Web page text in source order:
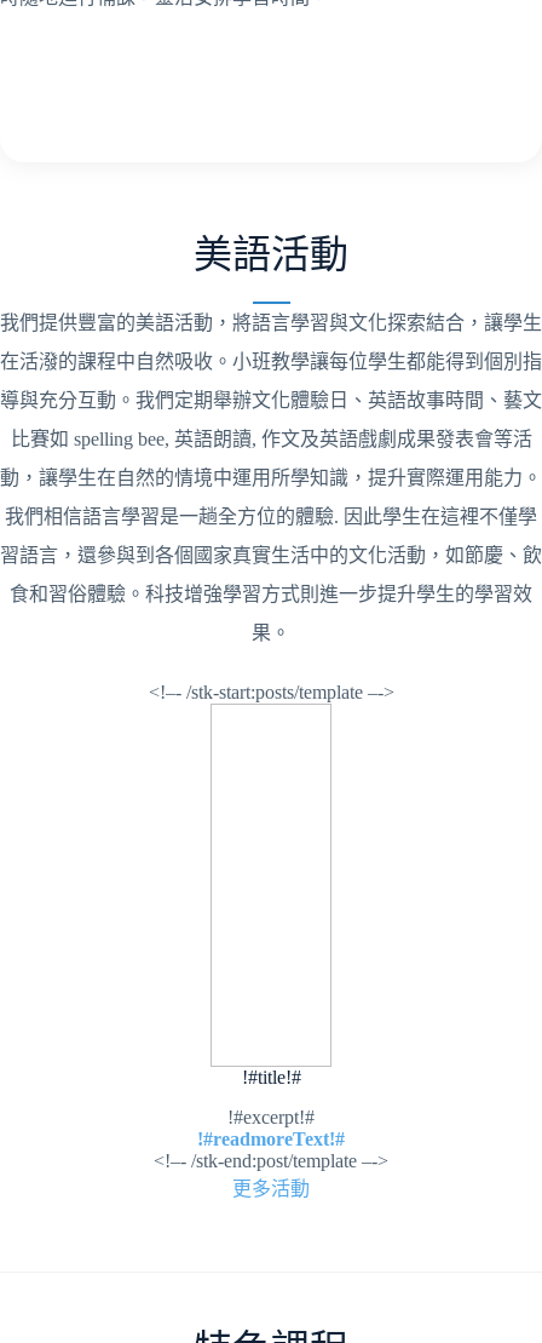
美語活動
我們提供豐富的美語活動，將語言學習與文化探索結合，讓學生
在活潑的課程中自然吸收。小班教學讓每位學生都能得到個別指
導與充分互動。我們定期舉辦文化體驗日、英語故事時間、藝文
比賽如 spelling bee, 英語朗讀, 作文及英語戲劇成果發表會等活
動，讓學生在自然的情境中運用所學知識，提升實際運用能力。
我們相信語言學習是一趟全方位的體驗. 因此學生在這裡不僅學
習語言，還參與到各個國家真實生活中的文化活動，如節慶、飲
食和習俗體驗。科技增強學習方式則進一步提升學生的學習效
果。
<!–- /stk-start:posts/template –->
!#title!#
!#excerpt!#
!#readmoreText!#
<!–- /stk-end:post/template –->
更多活動